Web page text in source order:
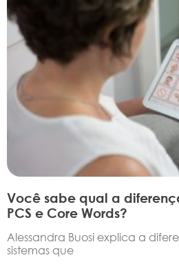
Você sabe qual a
PCS e Core Words?
Alessandra Buosi explica a
sistemas que